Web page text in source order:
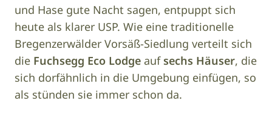
und Hase gute Nacht sagen, entpuppt sich
heute als klarer USP. Wie eine traditionelle
Bregenzerwälder Vorsäß-Siedlung verteilt sich
die Fuchsegg Eco Lodge aufsechs Häuser, die
sich dorfähnlich in die Umgebung einfügen, so
als stünden sie immer schon da.